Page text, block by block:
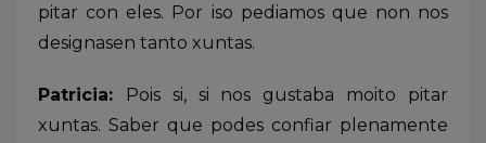
pitar con eles. Por iso pediamos que non nos
designasen tanto xuntas.
Patricia:
Pois si, si nos gustaba moito pitar
xuntas. Saber que podes confiar plenamente